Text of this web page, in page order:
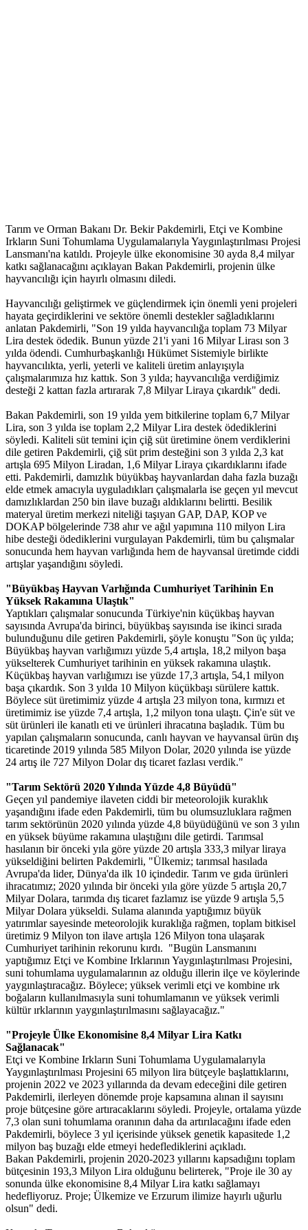
Tarım ve Orman Bakanı Dr. Bekir Pakdemirli, Etçi ve Kombine
Irkların Suni Tohumlama Uygulamalarıyla Yaygınlaştırılması Projesi
Lansmanı'na katıldı. Projeyle ülke ekonomisine 30 ayda 8,4 milyar
katkı sağlanacağını açıklayan Bakan Pakdemirli, projenin ülke
hayvancılığı için hayırlı olmasını diledi.
Hayvancılığı geliştirmek ve güçlendirmek için önemli yeni projeleri
hayata geçirdiklerini ve sektöre önemli destekler sağladıklarını
anlatan Pakdemirli, "Son 19 yılda hayvancılığa toplam 73 Milyar
Lira destek ödedik. Bunun yüzde 21'i yani 16 Milyar Lirası son 3
yılda ödendi. Cumhurbaşkanlığı Hükümet Sistemiyle birlikte
hayvancılıkta, yerli, yeterli ve kaliteli üretim anlayışıyla
çalışmalarımıza hız kattık. Son 3 yılda; hayvancılığa verdiğimiz
desteği 2 kattan fazla artırarak 7,8 Milyar Liraya çıkardık" dedi.
Bakan Pakdemirli, son 19 yılda yem bitkilerine toplam 6,7 Milyar
Lira, son 3 yılda ise toplam 2,2 Milyar Lira destek ödediklerini
söyledi. Kaliteli süt temini için çiğ süt üretimine önem verdiklerini
dile getiren Pakdemirli, çiğ süt prim desteğini son 3 yılda 2,3 kat
artışla 695 Milyon Liradan, 1,6 Milyar Liraya çıkardıklarını ifade
etti. Pakdemirli, damızlık büyükbaş hayvanlardan daha fazla buzağı
elde etmek amacıyla uyguladıkları çalışmalarla ise geçen yıl mevcut
damızlıklardan 250 bin ilave buzağı aldıklarını belirtti. Besilik
materyal üretim merkezi niteliği taşıyan GAP, DAP, KOP ve
DOKAP bölgelerinde 738 ahır ve ağıl yapımına 110 milyon Lira
hibe desteği ödediklerini vurgulayan Pakdemirli, tüm bu çalışmalar
sonucunda hem hayvan varlığında hem de hayvansal üretimde ciddi
artışlar yaşandığını söyledi.
"Büyükbaş Hayvan Varlığında Cumhuriyet Tarihinin En
Yüksek Rakamına Ulaştık"
Yaptıkları çalışmalar sonucunda Türkiye'nin küçükbaş hayvan
sayısında Avrupa'da birinci, büyükbaş sayısında ise ikinci sırada
bulunduğunu dile getiren Pakdemirli, şöyle konuştu "Son üç yılda;
Büyükbaş hayvan varlığımızı yüzde 5,4 artışla, 18,2 milyon başa
yükselterek Cumhuriyet tarihinin en yüksek rakamına ulaştık.
Küçükbaş hayvan varlığımızı ise yüzde 17,3 artışla, 54,1 milyon
başa çıkardık. Son 3 yılda 10 Milyon küçükbaşı sürülere kattık.
Böylece süt üretimimiz yüzde 4 artışla 23 milyon tona, kırmızı et
üretimimiz ise yüzde 7,4 artışla, 1,2 milyon tona ulaştı. Çin'e süt ve
süt ürünleri ile kanatlı eti ve ürünleri ihracatına başladık. Tüm bu
yapılan çalışmaların sonucunda, canlı hayvan ve hayvansal ürün dış
ticaretinde 2019 yılında 585 Milyon Dolar, 2020 yılında ise yüzde
24 artış ile 727 Milyon Dolar dış ticaret fazlası verdik."
"Tarım Sektörü 2020 Yılında Yüzde 4,8 Büyüdü"
Geçen yıl pandemiye ilaveten ciddi bir meteorolojik kuraklık
yaşandığını ifade eden Pakdemirli, tüm bu olumsuzluklara rağmen
tarım sektörünün 2020 yılında yüzde 4,8 büyüdüğünü ve son 3 yılın
en yüksek büyüme rakamına ulaştığını dile getirdi. Tarımsal
hasılanın bir önceki yıla göre yüzde 20 artışla 333,3 milyar liraya
yükseldiğini belirten Pakdemirli, "Ülkemiz; tarımsal hasılada
Avrupa'da lider, Dünya'da ilk 10 içindedir. Tarım ve gıda ürünleri
ihracatımız; 2020 yılında bir önceki yıla göre yüzde 5 artışla 20,7
Milyar Dolara, tarımda dış ticaret fazlamız ise yüzde 9 artışla 5,5
Milyar Dolara yükseldi. Sulama alanında yaptığımız büyük
yatırımlar sayesinde meteorolojik kuraklığa rağmen, toplam bitkisel
üretimiz 9 Milyon ton ilave artışla 126 Milyon tona ulaşarak
Cumhuriyet tarihinin rekorunu kırdı. "Bugün Lansmanını
yaptığımız Etçi ve Kombine Irklarının Yaygınlaştırılması Projesini,
suni tohumlama uygulamalarının az olduğu illerin ilçe ve köylerinde
yaygınlaştıracağız. Böylece; yüksek verimli etçi ve kombine ırk
boğaların kullanılmasıyla suni tohumlamanın ve yüksek verimli
kültür ırklarının yaygınlaştırılmasını sağlayacağız."
"Projeyle Ülke Ekonomisine 8,4 Milyar Lira Katkı
Sağlanacak"
Etçi ve Kombine Irkların Suni Tohumlama Uygulamalarıyla
Yaygınlaştırılması Projesini 65 milyon lira bütçeyle başlattıklarını,
projenin 2022 ve 2023 yıllarında da devam edeceğini dile getiren
Pakdemirli, ilerleyen dönemde proje kapsamına alınan il sayısını
proje bütçesine göre artıracaklarını söyledi. Projeyle, ortalama yüzde
7,3 olan suni tohumlama oranının daha da artırılacağını ifade eden
Pakdemirli, böylece 3 yıl içerisinde yüksek genetik kapasitede 1,2
milyon baş buzağı elde etmeyi hedeflediklerini açıkladı.
Bakan Pakdemirli, projenin 2020-2023 yıllarını kapsadığını toplam
bütçesinin 193,3 Milyon Lira olduğunu belirterek, "Proje ile 30 ay
sonunda ülke ekonomisine 8,4 Milyar Lira katkı sağlamayı
hedefliyoruz. Proje; Ülkemize ve Erzurum ilimize hayırlı uğurlu
olsun" dedi.